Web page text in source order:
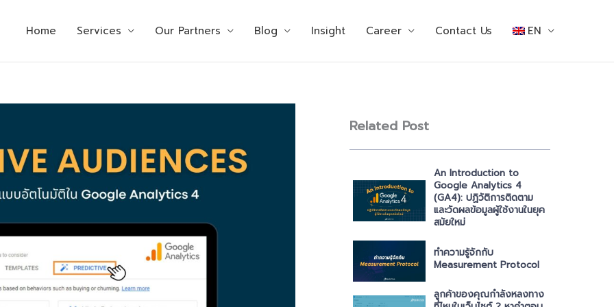
Home Services Our Partners Blog Insight Career Contact Us EN
Related Post
An Introduction to
Google Analytics 4
(GA4): ปฏิวัติการติดตาม
และวัดผลข้อมูลผู้ใช้งานในยุค
สมัยใหม่
ทำความรู้จักกับ
Measurement Protocol
ลูกค้าของคุณกำลังหลงทาง